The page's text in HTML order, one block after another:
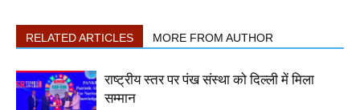
RELATED ARTICLES MORE FROM AUTHOR
राष्ट्रीय स्तर पर पंख संस्था को दिल्ली में मिला
सम्मान